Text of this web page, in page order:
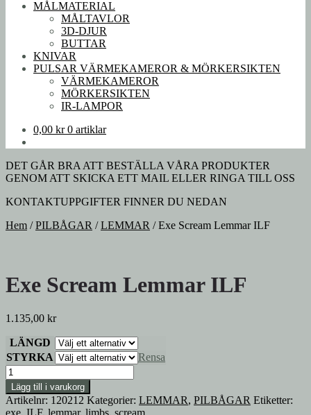
MÅLMATERIAL
MÅLTAVLOR
3D-DJUR
BUTTAR
KNIVAR
PULSAR VÄRMEKAMEROR & MÖRKERSIKTEN
VÄRMEKAMEROR
MÖRKERSIKTEN
IR-LAMPOR
0,00 kr 0 artiklar
DET GÅR BRA ATT BESTÄLLA VÅRA PRODUKTER
GENOM ATT SKICKA ETT MAIL ELLER RINGA TILL OSS
KONTAKTUPPGIFTER FINNER DU NEDAN
Hem /PILBÅGAR /LEMMAR /Exe Scream Lemmar ILF
Exe Scream Lemmar ILF
1.135,00 kr
LÄNGD
STYRKA
Rensa
Exe
Scream
Lemmar
ILF
Lägg till i varukorg
Artikelnr: 120212 Kategorier: LEMMAR, PILBÅGAR Etiketter: